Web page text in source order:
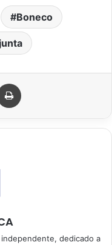
Boneco
via e-mail
dedicado a